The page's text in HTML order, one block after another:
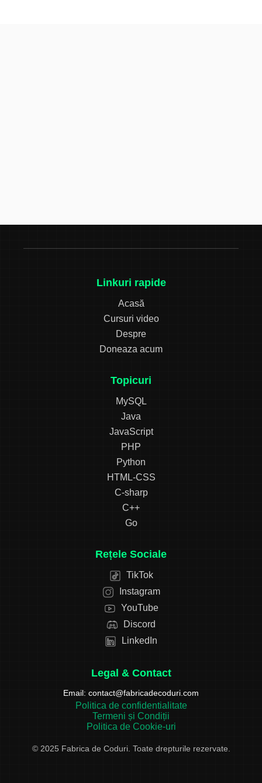
Linkuri rapide
Acasă
Cursuri video
Despre
Doneaza acum
Topicuri
MySQL
Java
JavaScript
PHP
Python
HTML-CSS
C-sharp
C++
Go
Rețele Sociale
TikTok
Instagram
YouTube
Discord
LinkedIn
Legal & Contact
Email: contact@fabricadecoduri.com
Politica de confidentialitate
Termeni și Condiții
Politica de Cookie-uri
© 2025 Fabrica de Coduri. Toate drepturile rezervate.